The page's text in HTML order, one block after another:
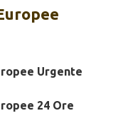
Urgente
24 Ore